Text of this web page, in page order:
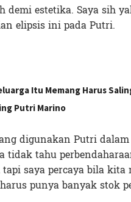
demi estetika. Saya sih
elipsis ini pada Putri.
Itu Memang Harus
Putri Marino
digunakan Putri
tidak tahu
saya percaya bila
punya banyak stok